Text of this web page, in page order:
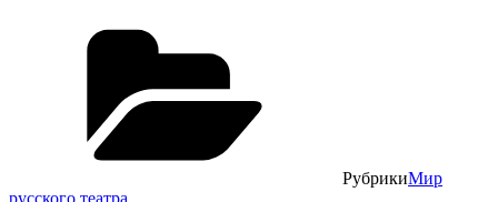
РубрикиМир
русского театра